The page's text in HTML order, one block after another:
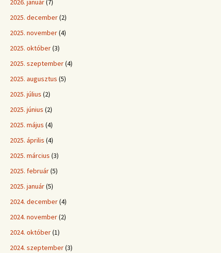
2026. január(7)
2025. december(2)
2025. november(4)
2025. október(3)
2025. szeptember(4)
2025. augusztus (5)
2025. július (2)
2025. június (2)
2025. május (4)
2025. április (4)
2025. március (3)
2025. február(5)
2025. január(5)
2024. december(4)
2024. november(2)
2024. október(1)
2024. szeptember(3)